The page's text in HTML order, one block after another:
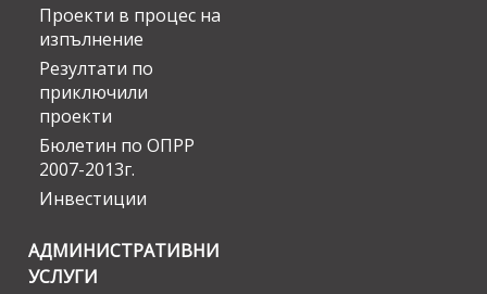
Проекти в процес на
изпълнение
Резултати по
приключили
проекти
Бюлетин по ОПРР
2007-2013г.
Инвестиции
АДМИНИСТРАТИВНИ
УСЛУГИ